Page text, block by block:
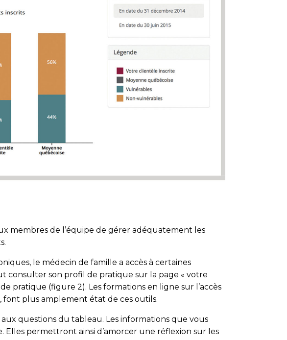
membres de l’équipe de gérer adéquatement les
le médecin de famille a accès à certaines
consulter son profil de pratique sur la page « votre
pra­tique (fi­gure 2). Les formations en ligne sur l’accès
font plus amplement état de ces outils.
questions du tableau. Les in­for­ma­tions que vous
Elles permettront ainsi d’amorcer une réflexion sur les